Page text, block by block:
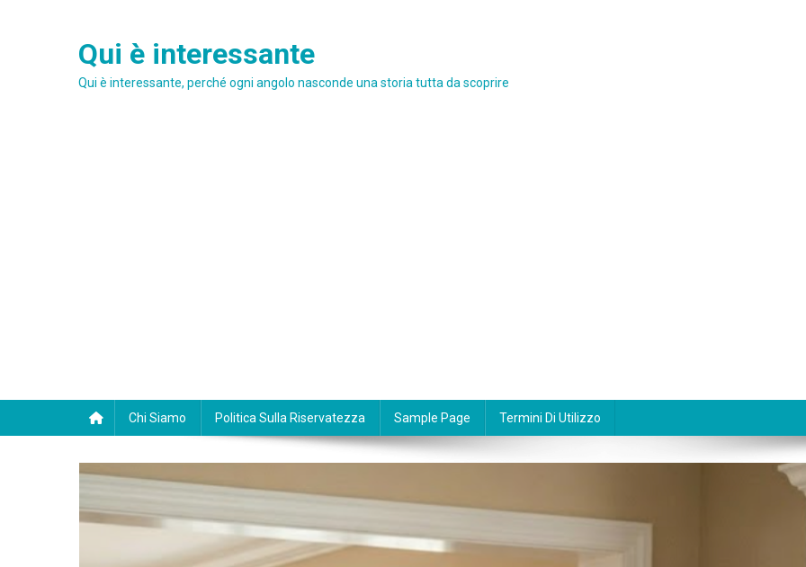
Qui è interessante
Qui è interessante, perché ogni angolo nasconde una storia tutta da scoprire
Chi Siamo Politica Sulla Riservatezza Sample Page Termini Di Utilizzo